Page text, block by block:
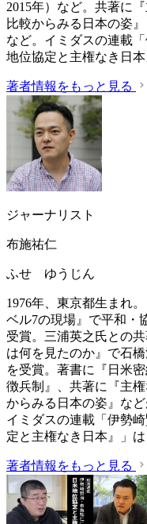
2015年）など。共著に
比較からみる日本の姿
など。 イミダスの連載
地位協定と主権なき日本
著者情報をもっと見る
ジャーナリスト
布施祐仁
ふせ ゆうじん
1976年、東京都生まれ
ベル7の現場』で平和・
受賞。三浦英之氏との
は何を見たのか』で石
を受賞。著書に『日米
徴兵制』、共著に『主
からみる日本の姿』など
イミダスの連載「伊勢
定と主権なき日本』」は
著者情報をもっと見る